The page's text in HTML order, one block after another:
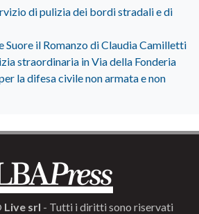
di pulizia dei bordi stradali e di
Suore il Romanzo di Claudia Camilletti
straordinaria in Via della Fonderia
la difesa civile non armata e non
Live srl - Tutti i diritti sono riservati